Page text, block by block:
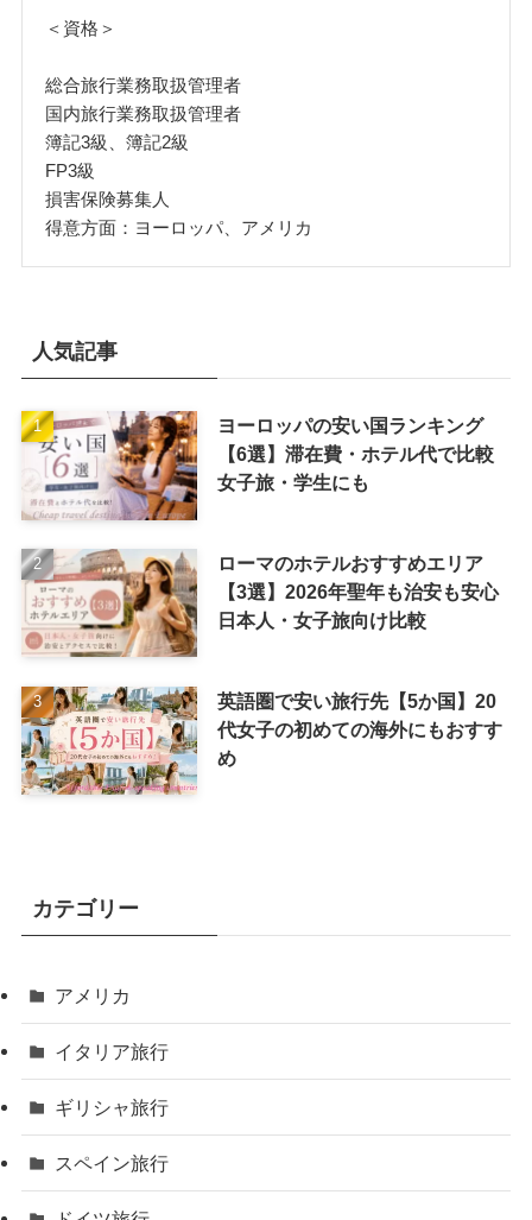
＜資格＞
総合旅行業務取扱管理者
国内旅行業務取扱管理者
簿記3級、簿記2級
FP3級
損害保険募集人
得意方面：ヨーロッパ、アメリカ
人気記事
ヨーロッパの安い国ランキング
【6選】滞在費・ホテル代で比較
女子旅・学生にも
ローマのホテルおすすめエリア
【3選】2026年聖年も治安も安心
日本人・女子旅向け比較
英語圏で安い旅行先【5か国】20
代女子の初めての海外にもおすす
め
カテゴリー
アメリカ
イタリア旅行
ギリシャ旅行
スペイン旅行